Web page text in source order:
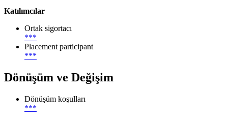
Katılımcılar
Ortak sigortacı
***
Placement participant
***
Dönüşüm ve Değişim
Dönüşüm koşulları
***